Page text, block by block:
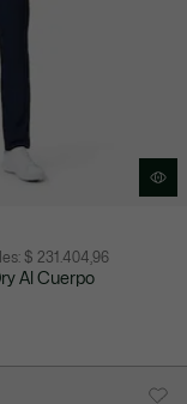
$ 231.404,96
Al Cuerpo